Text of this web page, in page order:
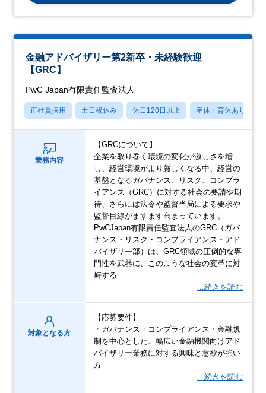
金融アドバイザリー第2新卒・未経験歓迎
【GRC】
PwC Japan有限責任監査法人
正社員採用 土日祝休み 休日120日以上 産休・育休あり
業務内容
【GRCについて】
企業を取り巻く環境の変化が激しさを増
し、経営環境がより厳しくなる中、経営の
基盤となるガバナンス、リスク、コンプラ
イアンス（GRC）に対する社会の要請や期
待、さらには法令や監督当局による要求や
監督目線がますます高まっています。
PwCJapan有限責任監査法人のGRC（ガバ
ナンス・リスク・コンプライアンス・アド
バイザリー部）は、GRC領域の圧倒的な専
門性を武器に、このような社会の変革に対
峙する
…続きを読む
対象となる方
【応募要件】
・ガバナンス・コンプライアンス・金融規
制を中心とした、幅広い金融機関向けアド
バイザリー業務に対する興味と意欲が強い
方
…続きを読む